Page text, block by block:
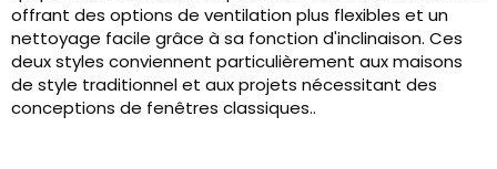
offrant des options de ventilation plus flexibles et un
nettoyage facile grâce à sa fonction d'inclinaison. Ces
deux styles conviennent particulièrement aux maisons
de style traditionnel et aux projets nécessitant des
conceptions de fenêtres classiques..